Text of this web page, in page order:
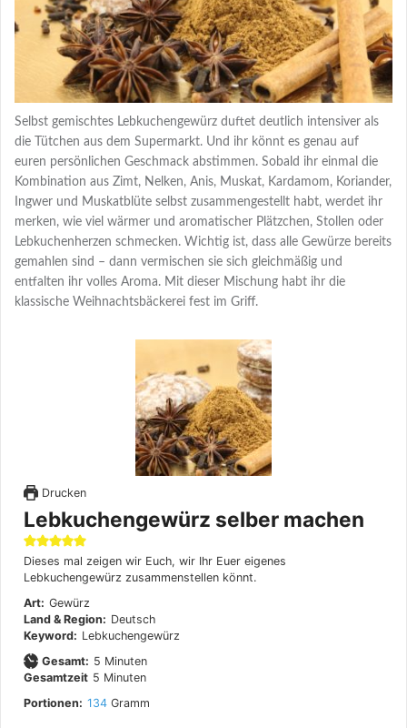
Selbst gemischtes Lebkuchengewürz duftet deutlich intensiver als
die Tütchen aus dem Supermarkt. Und ihr könnt es genau auf
euren persönlichen Geschmack abstimmen. Sobald ihr einmal die
Kombination aus Zimt, Nelken, Anis, Muskat, Kardamom, Koriander,
Ingwer und Muskatblüte selbst zusammengestellt habt, werdet ihr
merken, wie viel wärmer und aromatischer Plätzchen, Stollen oder
Lebkuchenherzen schmecken. Wichtig ist, dass alle Gewürze bereits
gemahlen sind – dann vermischen sie sich gleichmäßig und
entfalten ihr volles Aroma. Mit dieser Mischung habt ihr die
klassische Weihnachtsbäckerei fest im Griff.
Drucken
Lebkuchengewürz selber machen
Dieses mal zeigen wir Euch, wir Ihr Euer eigenes
Lebkuchengewürz zusammenstellen könnt.
Art: Gewürz
Land & Region: Deutsch
Keyword: Lebkuchengewürz
Gesamt: 5 Minuten
Minuten
Gesamtzeit 5 Minuten
Minuten
Portionen: 134 Gramm